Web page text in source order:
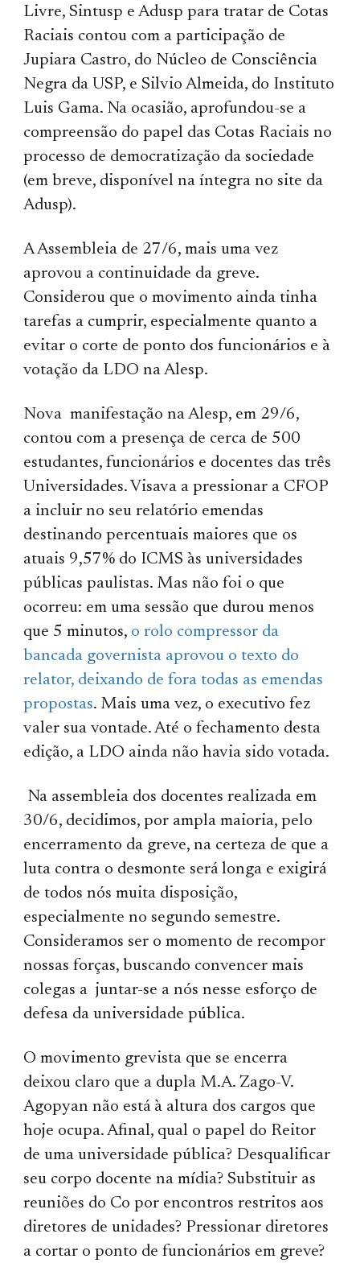
Livre, Sintusp e Adusp para tratar de Cotas
Raciais contou com a participação de
Jupiara Castro, do Núcleo de Consciência
Negra da USP, e Silvio Almeida, do Instituto
Luis Gama. Na ocasião, aprofundou-se a
compreensão do papel das Cotas Raciais no
processo de democrati­za­ção da sociedade
(em breve, dis­ponível na íntegra no site da
Adusp).
A Assembleia de 27/6, mais uma vez
aprovou a continuidade da greve.
Considerou que o movimento ainda tinha
tarefas a cumprir, especialmente quanto a
evitar o corte de ponto dos funcionários e à
votação da LDO na Alesp.
Nova manifestação na Alesp, em 29/6,
contou com a presença de cerca de 500
estudantes, funcionários e docentes das três
Universidades. Visava a pressionar a CFOP
a incluir no seu relatório emendas
destinando percentuais maiores que os
atuais 9,57% do ICMS às universidades
públicas paulistas. Mas não foi o que
ocorreu: em uma sessão que durou menos
que 5 minutos, o rolo compressor da
bancada governista aprovou o texto do
relator, deixando de fora todas as emendas
propostas. Mais uma vez, o executivo fez
valer sua vontade. Até o fechamento desta
edição, a LDO ainda não havia sido votada.
Na assembleia dos docentes realizada em
30/6, decidimos, por ampla maioria, pelo
encerramento da greve, na certeza de que a
luta contra o desmonte será longa e exigirá
de todos nós muita disposição,
especialmente no segundo semestre.
Consideramos ser o momento de recompor
nossas forças, buscando convencer mais
colegas a juntar-se a nós nesse esforço de
defesa da universidade pública.
O movimento grevista que se encerra
deixou claro que a dupla M.A. Zago-V.
Agopyan não está à altura dos cargos que
hoje ocupa. Afinal, qual o papel do Reitor
de uma universidade pública? Desqualificar
seu corpo docente na mídia? Substituir as
reuniões do Co por encontros restritos aos
diretores de unidades? Pressionar diretores
a cortar o ponto de funcionários em greve?